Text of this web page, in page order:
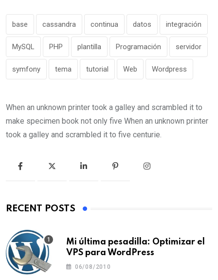
base cassandra continua datos integración
MySQL PHP plantilla Programación servidor
symfony tema tutorial Web Wordpress
When an unknown printer took a galley and scrambled it to
make specimen book not only five When an unknown printer
took a galley and scrambled it to five centurie.
RECENT POSTS
Mi última pesadilla: Optimizar el
VPS para WordPress
06/08/2010